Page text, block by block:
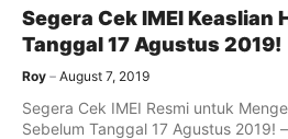
Segera Cek IMEI Keaslian
Tanggal 17 Agustus 2019!
Roy August 7, 2019
Segera Cek IMEI Resmi untuk
Sebelum Tanggal 17 Agustus 2019!